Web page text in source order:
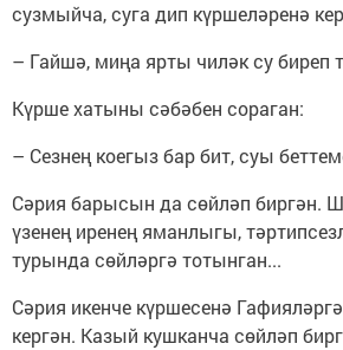
сузмыйча, суга дип күршеләренә
– Гайшә, миңа ярты чиләк су биреп
Күрше хатыны сәбәбен сораган:
– Сезнең коегыз бар бит, суы
Сәрия барысын да сөйләп биргән.
үзенең иренең яманлыгы,
турында сөйләргә тотынган...
Сәрия икенче күршесенә
кергән. Казый кушканча сөйләп